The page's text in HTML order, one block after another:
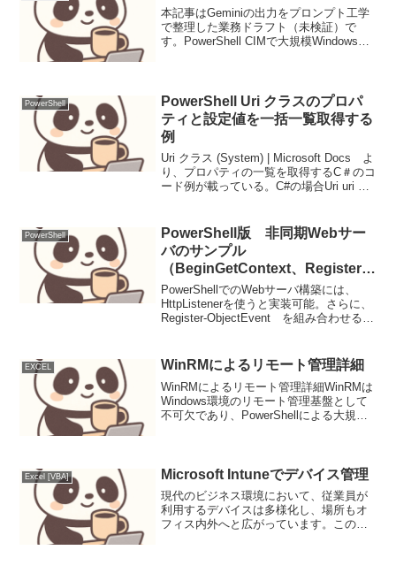
本記事はGeminiの出力をプロンプト工学
で整理した業務ドラフト（未検証）で
す。PowerShell CIMで大規模Windows環
PowerShell
PowerShell Uri クラスのプロパ
ティと設定値を一括一覧取得する
例
Uri クラス (System) | Microsoft Docs よ
り、プロパティの一覧を取得するC＃のコ
ード例が載っている。C#の場合Uri uri =
PowerShell
PowerShell版 非同期Webサー
バのサンプル
（BeginGetContext、Register-
ObjectEvent 活用）
PowerShellでのWebサーバ構築には、
HttpListenerを使うと実装可能。さらに、
Register-ObjectEvent を組み合わせるこ
EXCEL WinRMによるリモート管理詳細
WinRMによるリモート管理詳細WinRMは
Windows環境のリモート管理基盤として
不可欠であり、PowerShellによる大規模
Excel [VBA] Microsoft Intuneでデバイス管理
現代のビジネス環境において、従業員が
利用するデバイスは多様化し、場所もオ
フィス内外へと広がっています。このよ